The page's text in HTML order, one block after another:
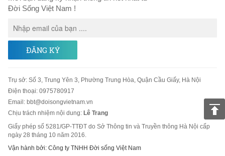
Đời Sống Việt Nam !
ĐĂNG KÝ
Trụ sở: Số 3, Trung Yên 3, Phường Trung Hòa, Quận Cầu Giấy, Hà Nội
Điện thoại: 0975780917
Email : bbt@doisongvietnam.vn
Chịu trách nhiệm nội dung: Lê Trang
Giấy phép số 5281/GP-TTĐT do Sở Thông tin và Truyền thông Hà Nội cấp
ngày 28 tháng 10 năm 2016.
Vận hành bởi: Công ty TNHH Đời sống Việt Nam